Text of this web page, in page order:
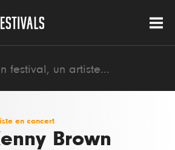
en concert
Brown